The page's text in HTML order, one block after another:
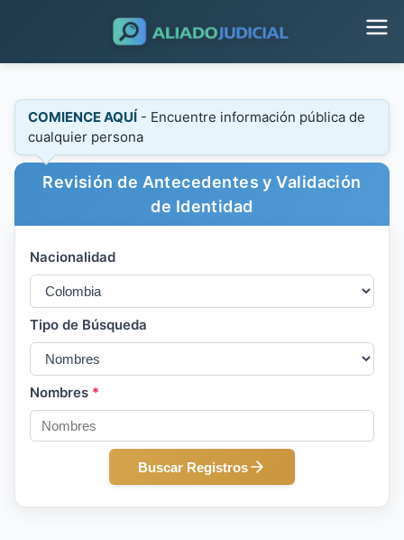
COMIENCE AQUÍ - Encuentre información pública de
cualquier persona
Revisión de Antecedentes y Validación
de Identidad
Nacionalidad
Tipo de Búsqueda
Nombres *
Buscar Registros